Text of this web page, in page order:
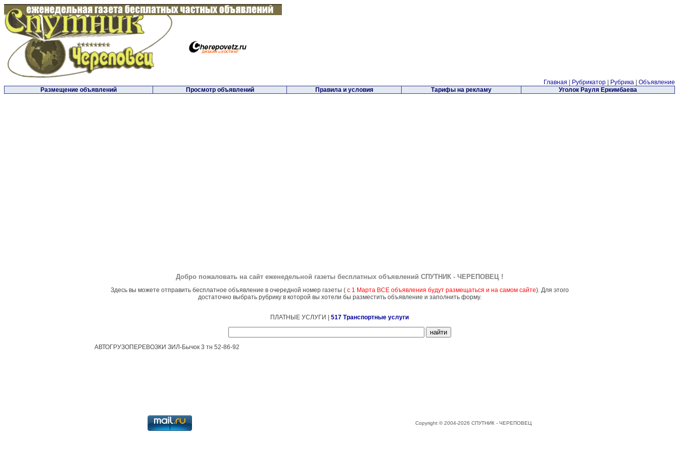
Главная Рубрикатор Рубрика
Объявление
Размещение объявлений
Просмотр объявлений Правила и условия Тарифы на рекламу Уголок Рауля Еркимбаева
Добро пожаловать на сайт еженедельной газеты бесплатных объявлений СПУТНИК - ЧЕРЕПОВЕЦ !
Здесь вы можете отправить бесплатное объявление в очередной номер газеты ( с 1 Марта ВСЕ объявления будут размещаться и на самом сайте). Для этого
достаточно выбрать рубрику в которой вы хотели бы разместить объявление и заполнить форму.
ПЛАТНЫЕ УСЛУГИ | 517 Транспортные услуги
АВТОГРУЗОПЕРЕВОЗКИ ЗИЛ-Бычок 3 тн 52-86-92
Copyright © 2004-2026 СПУТНИК - ЧЕРЕПОВЕЦ